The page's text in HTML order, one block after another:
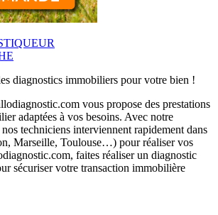
diagnostics immobiliers pour votre bien !
vous propose des prestations
adaptées à vos besoins. Avec notre
techniciens interviennent rapidement dans
Marseille, Toulouse…) pour réaliser vos
faites réaliser un diagnostic
sécuriser votre transaction immobilière